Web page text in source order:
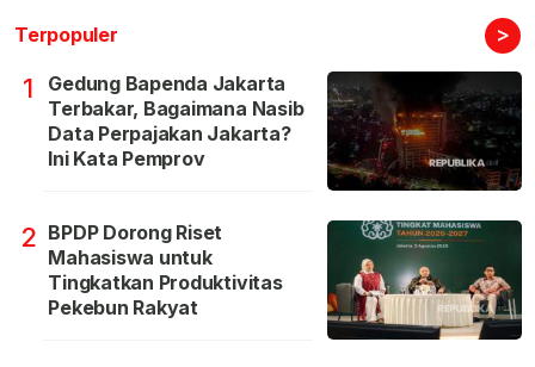
Terpopuler >
1
Gedung Bapenda Jakarta
Terbakar, Bagaimana Nasib
Data Perpajakan Jakarta?
Ini Kata Pemprov
2 BPDP Dorong Riset
Mahasiswa untuk
Tingkatkan Produktivitas
Pekebun Rakyat